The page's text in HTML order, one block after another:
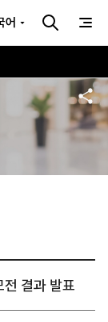
어
결과 발표